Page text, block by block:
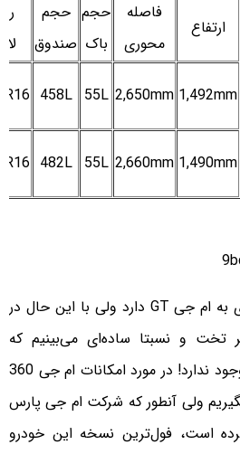
ارتفاع
فاصله
محوری
حجم
باک
حجم
صندوق
1,492mm
2,650mm
55L
458L
1,490mm
2,660mm
55L
482L
داشبورد 360 شباهت زیادی به ام جی GT دارد ولی با این حال در
کیلومتر تخت و نسبتا ساده‌ای می‌بینیم که
خوشبختانه در ام جی GT وجود ندارد! در مورد امکانات ام جی 360
ولی آنطور که شرکت ام جی پارس
کرده است، فول‌ترین نسخه این خودرو